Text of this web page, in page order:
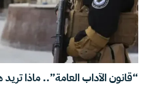
“قانون الآداب العامة”.. ماذا